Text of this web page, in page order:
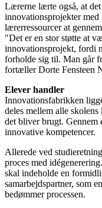
Lærerne lærte også, at
innovationsprojekter
lærerressourcer at
"Det er en stor støtte at
innovationsprojekt, fordi
forholde sig til. Man går
fortæller Dorte Fensteen
Elever handler
Innovationsfabrikken
deles mellem alle skolens
det bliver brugt. Gennem
innovative kompetencer.
Allerede ved
proces med
skal indeholde en
samarbejdspartner, som
bedømmer processen.